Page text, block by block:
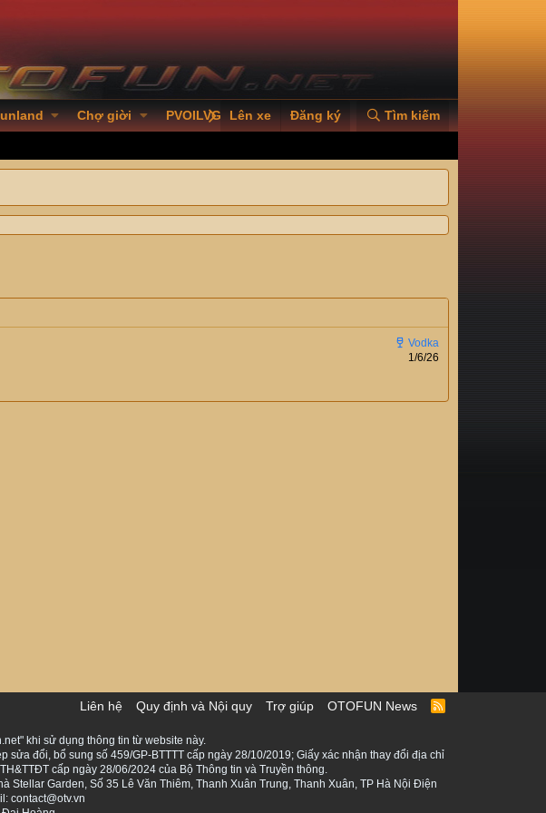
Chợ giời PVOILVGC2026
Lên xe Đăng ký Tìm kiếm
1/6/26
Liên hệ Quy định và Nội quy Trợ giúp OTOFUN News
R
khi sử dụng thông tin từ website này.
đổi, bổ sung số 459/GP-BTTTT cấp ngày 28/10/2019; Giấy xác nhận thay đổi địa chỉ
cấp ngày 28/06/2024 của Bộ Thông tin và Truyền thông.
Stellar Garden, Số 35 Lê Văn Thiêm, Thanh Xuân Trung, Thanh Xuân, TP Hà Nội Điện
contact@otv.vn